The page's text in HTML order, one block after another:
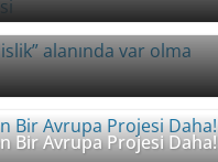
alanında var olma
Bir Avrupa Projesi Daha!